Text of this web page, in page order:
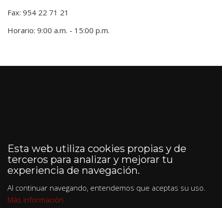
Fax: 954 22 71 21
Horario: 9:00 a.m. - 15:00 p.m.
Esta web utiliza cookies propias y de
terceros para analizar y mejorar tu
experiencia de navegación.
Al continuar navegando, entendemos que aceptas su uso.
Más información